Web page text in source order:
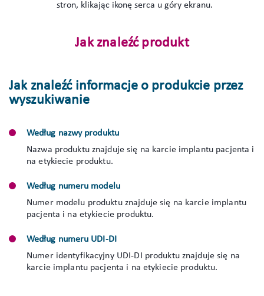
stron, klikając ikonę serca u góry ekranu.
Jak znaleźć produkt
Jak znaleźć informacje o produkcie przez
wyszukiwanie
Według nazwy produktu
Nazwa produktu znajduje się na karcie implantu pacjenta i
na etykiecie produktu.
Według numeru modelu
Numer modelu produktu znajduje się na karcie implantu
pacjenta i na etykiecie produktu.
Według numeru UDI-DI
Numer identyfikacyjny UDI-DI produktu znajduje się na
karcie implantu pacjenta i na etykiecie produktu.